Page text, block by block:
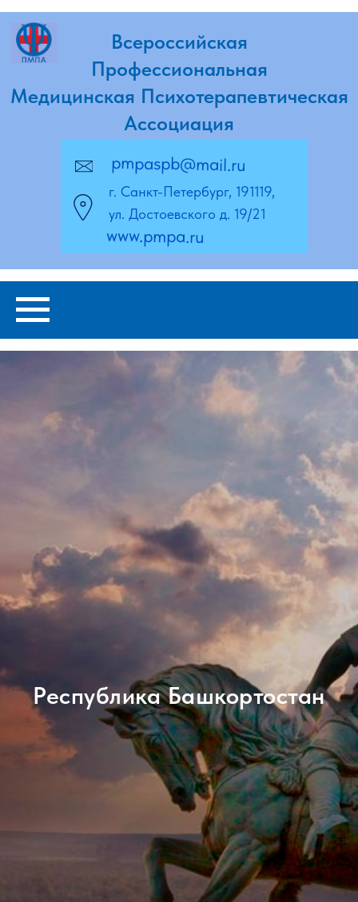
Профессиональная
Медицинская Психотерапевтическая
Ассоциация
www.pmpa.ru
pmpaspb@mail.ru
г. Санкт-Петербург, 191119,
Республика Башкортостан